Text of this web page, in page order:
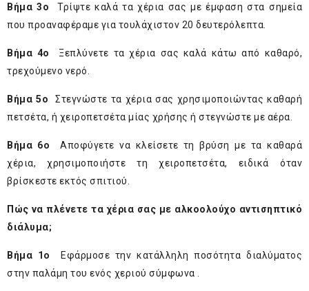
Βήμα 3ο
Τρίψτε καλά τα χέρια σας με έμφαση στα σημεία
που προαναφέραμε για τουλάχιστον 20 δευτερόλεπτα.
Βήμα 4ο
Ξεπλύνετε τα χέρια σας καλά κάτω από καθαρό,
τρεχούμενο νερό.
Βήμα 5ο
Στεγνώστε τα χέρια σας χρησιμοποιώντας καθαρή
πετσέτα, ή χειροπετσέτα μίας χρήσης ή στεγνώστε με αέρα.
Βήμα 6ο
Αποφύγετε να κλείσετε τη βρύση με τα καθαρά
χέρια, χρησιμοποιήστε τη χειροπετσέτα, ειδικά όταν
βρίσκεστε εκτός σπιτιού.
Πώς να πλένετε τα χέρια σας με αλκοολούχο αντισηπτικό
διάλυμα;
Βήμα 1ο
Εφάρμοσε την κατάλληλη ποσότητα διαλύματος
στην παλάμη του ενός χεριού σύμφωνα .